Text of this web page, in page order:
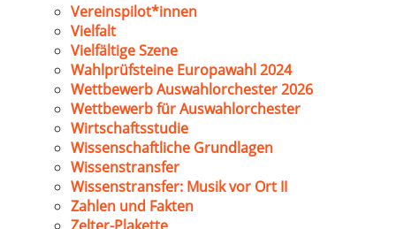
Vereinspilot*innen
Vielfalt
Vielfältige Szene
Wahlprüfsteine Europawahl 2024
Wettbewerb Auswahlorchester 2026
Wettbewerb für Auswahlorchester
Wirtschaftsstudie
Wissenschaftliche Grundlagen
Wissenstransfer
Wissenstransfer: Musik vor Ort II
Zahlen und Fakten